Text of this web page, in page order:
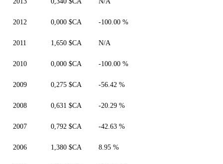
2012 0,000 $CA -100.00 %
2011 1,650 $CA N/A
2010 0,000 $CA -100.00 %
2009 0,275 $CA -56.42 %
2008 0,631 $CA -20.29 %
2007 0,792 $CA -42.63 %
2006 1,380 $CA 8.95 %